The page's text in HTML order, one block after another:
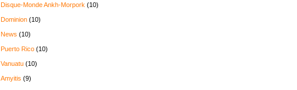
Disque-Monde Ankh-Morpork (10)
Dominion (10)
News (10)
Puerto Rico (10)
Vanuatu (10)
Amyitis (9)